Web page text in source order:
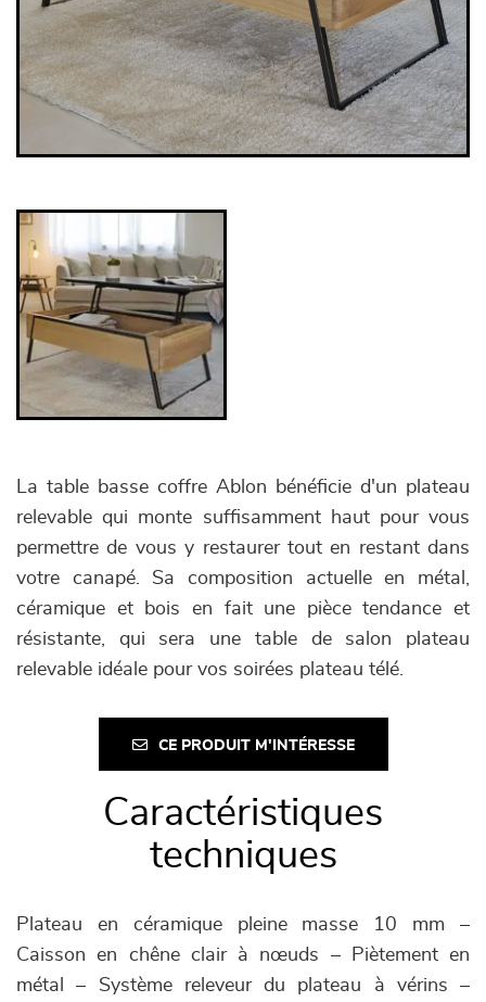
La table basse coffre Ablon bénéficie d'un plateau
relevable qui monte suffisamment haut pour vous
permettre de vous y restaurer tout en restant dans
votre canapé. Sa composition actuelle en métal,
céramique et bois en fait une pièce tendance et
résistante, qui sera une table de salon plateau
relevable idéale pour vos soirées plateau télé.
CE PRODUIT M'INTÉRESSE
Caractéristiques
techniques
Plateau en céramique pleine masse 10 mm –
Caisson en chêne clair à nœuds – Piètement en
métal – Système releveur du plateau à vérins –